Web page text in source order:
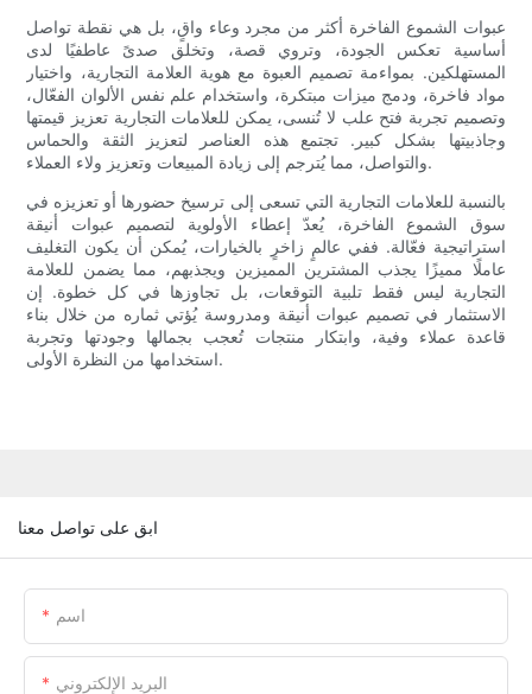
عبوات الشموع الفاخرة أكثر من مجرد وعاء واقٍ، بل هي نقطة تواصل
أساسية تعكس الجودة، وتروي قصة، وتخلق صدىً عاطفيًا لدى
المستهلكين. بمواءمة تصميم العبوة مع هوية العلامة التجارية، واختيار
مواد فاخرة، ودمج ميزات مبتكرة، واستخدام علم نفس الألوان الفعّال،
وتصميم تجربة فتح علب لا تُنسى، يمكن للعلامات التجارية تعزيز قيمتها
وجاذبيتها بشكل كبير. تجتمع هذه العناصر لتعزيز الثقة والحماس
والتواصل، مما يُترجم إلى زيادة المبيعات وتعزيز ولاء العملاء.
بالنسبة للعلامات التجارية التي تسعى إلى ترسيخ حضورها أو تعزيزه في
سوق الشموع الفاخرة، يُعدّ إعطاء الأولوية لتصميم عبوات أنيقة
استراتيجية فعّالة. ففي عالمٍ زاخرٍ بالخيارات، يُمكن أن يكون التغليف
عاملًا مميزًا يجذب المشترين المميزين ويجذبهم، مما يضمن للعلامة
التجارية ليس فقط تلبية التوقعات، بل تجاوزها في كل خطوة. إن
الاستثمار في تصميم عبوات أنيقة ومدروسة يُؤتي ثماره من خلال بناء
قاعدة عملاء وفية، وابتكار منتجات تُعجب بجمالها وجودتها وتجربة
استخدامها من النظرة الأولى.
ابق على تواصل معنا
اسم
البريد الإلكتروني